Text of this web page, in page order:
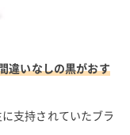
違いなしの黒がおす
支持されていたブラ